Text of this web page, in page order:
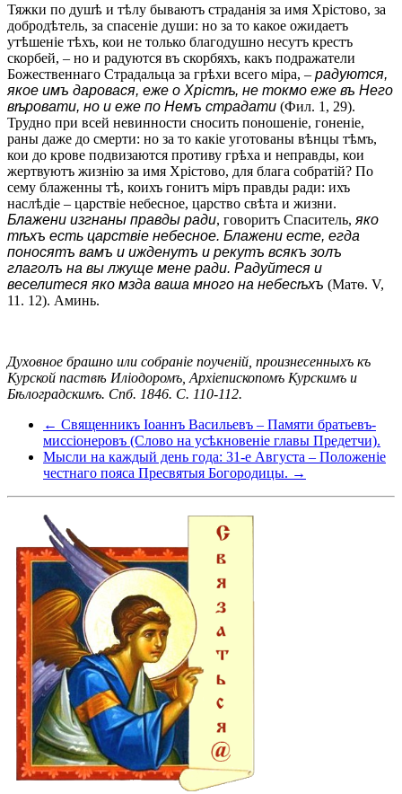
Тяжки по душѣ и тѣлу бываютъ страданія за имя Хрістово, за
добродѣтель, за спасеніе души: но за то какое ожидаетъ
утѣшеніе тѣхъ, кои не только благодушно несутъ крестъ
скорбей, – но и радуются въ скорбяхъ, какъ подражатели
Божественнаго Страдальца за грѣхи всего міра, – радуются,
якое имъ даровася, еже о Хрістѣ, не токмо еже въ Него
вѣровати, но и еже по Немъ страдати (Фил. 1, 29).
Трудно при всей невинности сносить поношеніе, гоненіе,
раны даже до смерти: но за то какіе уготованы вѣнцы тѣмъ,
кои до крове подвизаются противу грѣха и неправды, кои
жертвуютъ жизнію за имя Хрістово, для блага собратій? По
сему блаженны тѣ, коихъ гонитъ міръ правды ради: ихъ
наслѣдіе – царствіе небесное, царство свѣта и жизни.
Блажени изгнаны правды ради, говоритъ Спаситель, яко
тѣхъ есть царствіе небесное. Блажени есте, егда
поносятъ вамъ и ижденутъ и рекутъ всякъ золъ
глаголъ на вы лжуще мене ради. Радуйтеся и
веселитеся яко мзда ваша много на небесѣхъ (Матѳ. V,
11. 12). Аминь.
Духовное брашно или собранiе поученiй, произнесенныхъ къ
Курской паствѣ Иліодоромъ, Архіепископомъ Курскимъ и
Бѣлоградскимъ. Спб. 1846. С. 110-112.
← Священникъ Іоаннъ Васильевъ – Памяти братьевъ-
миссіонеровъ (Слово на усѣкновеніе главы Предетчи).
Мысли на каждый день года: 31-е Августа – Положеніе
честнаго пояса Пресвятыя Богородицы. →